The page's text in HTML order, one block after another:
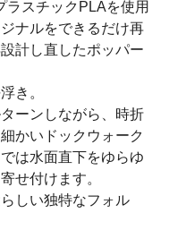
ラスチックPLAを使用
ナルをできるだけ再
計し直したポッパー
き。
ーンしながら、時折
かいドックウォーク
は水面直下をゆらゆ
せ付けます。
しい独特なフォル